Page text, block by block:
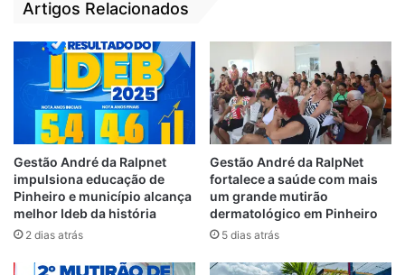
No local os policiais encontraram duas
pistolas com 11 munições intactas, balança
digital, 50 litros de combustível para
aeronaves. Também foram encontradas
anotações com movimentações bancárias e
também o livro de controle, onde eram
registradas a entrada e saída da droga.
Em seguida os policiais começaram a fazer
escavações em torno da casa e
encontraram enterrados 92 tabletes de
Artigos Relacionados
Gestão André da Ralpnet
impulsiona educação de
Pinheiro e município alcança
melhor Ideb da história
2 dias atrás
Gestão André da RalpNet
fortalece a saúde com mais
um grande mutirão
dermatológico em Pinheiro
5 dias atrás